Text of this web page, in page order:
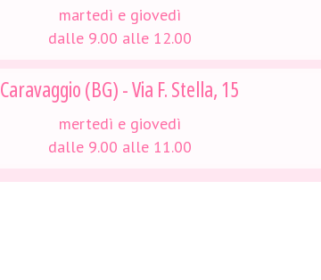
martedì e giovedì
dalle 9.00 alle 12.00
Caravaggio (BG) - Via F. Stella, 15
mertedì e giovedì
dalle 9.00 alle 11.00